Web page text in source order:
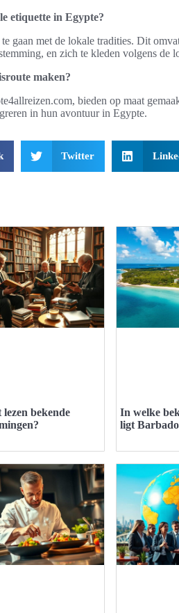
etiquette in Egypte?
gaan met de lokale tradities. Dit omvat
en zich te kleden volgens de
maken?
bieden op maat
in hun avontuur in Egypte.
Twitter
lezen bekende
In welke
ligt